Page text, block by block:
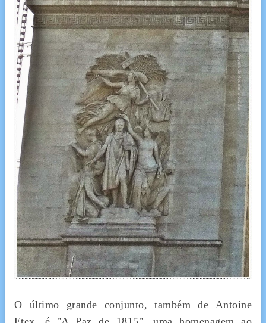
O último grande conjunto, também de Antoine